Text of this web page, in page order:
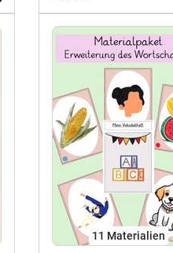
11 Materialien